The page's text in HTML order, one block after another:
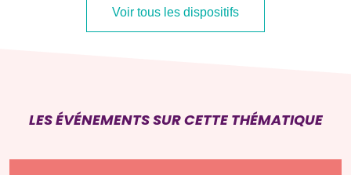
Voir tous les dispositifs
LES ÉVÉNEMENTS SUR CETTE THÉMATIQUE